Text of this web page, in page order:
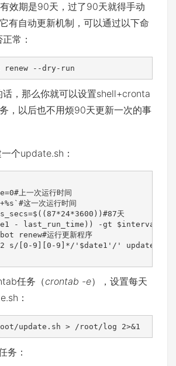
效期是90天，过了90天就得手动
有自动更新机制，可以通过以下命
常：
renew --dry-run
话，那么你就可以设置shell+cronta
，以后也不用烦90天更新一次的事
个update.sh：
上一次运行时间
这一次运行时间
天
- last_run_time)) -gt
s/[0-9][0-9]*/'$date1'/' update.sh #
任务（crontab -e），设置每天
：
update.sh > /root/log 2>&1
务：